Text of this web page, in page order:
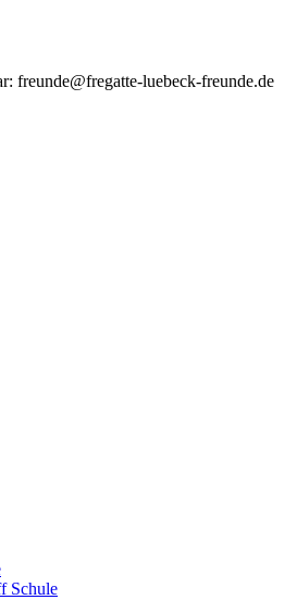
freunde@fregatte-luebeck-freunde.de
Schule